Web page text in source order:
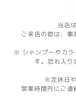
当店
ご来店の際は、事
※ シャンプーやカラ
す。恐れ入り
※定休日
営業時間内にご連